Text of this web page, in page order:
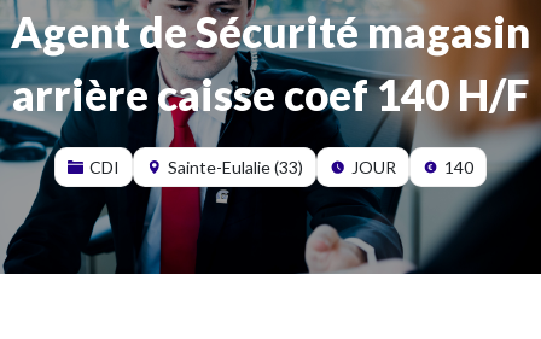
Agent de Sécurité magasin
arrière caisse coef 140 H/F
CDI Sainte-Eulalie (33) JOUR 140